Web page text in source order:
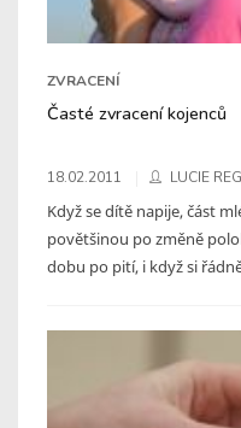
ZVRACENÍ
Časté zvracení kojenců
18.02.2011 LUCIE
Když se dítě napije, část
povětšinou po změně
dobu po pití, i když si